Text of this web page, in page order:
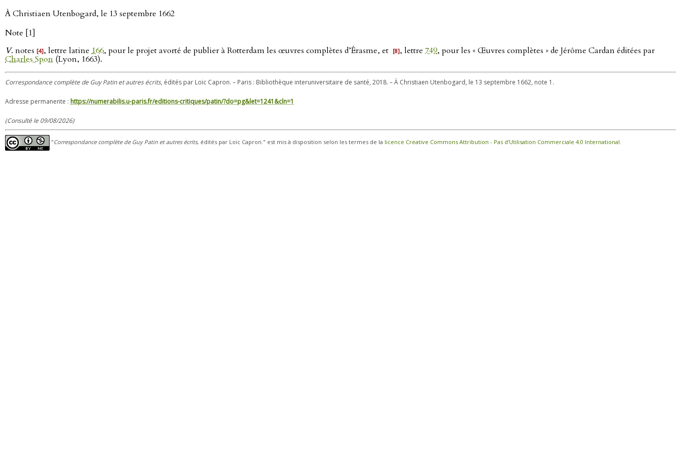
À Christiaen Utenbogard, le 13 septembre 1662
Note [1]
V. notes [4], lettre latine 166, pour le projet avorté de publier à Rotterdam les œuvres complètes d’Érasme, et [8], lettre 749, pour les « Œuvres complètes » de Jérôme Cardan éditées par
Charles Spon (Lyon, 1663).
Correspondance complète de Guy Patin et autres écrits, édités par Loïc Capron. – Paris : Bibliothèque interuniversitaire de santé, 2018. – À Christiaen Utenbogard, le 13 septembre 1662, note 1.
Adresse permanente : https://numerabilis.u-paris.fr/editions-critiques/patin/?do=pg&let=1241&cln=1
(Consulté le 09/08/2026)
"Correspondance complète de Guy Patin et autres écrits, édités par Loïc Capron." est mis à disposition selon les termes de la licence Creative Commons Attribution - Pas d’Utilisation Commerciale 4.0 International.